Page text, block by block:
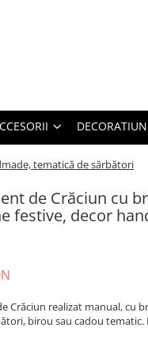
tematică de sărbători
de Crăciun cu
festive, decor
Crăciun realizat manual, cu
birou sau cadou tematic.